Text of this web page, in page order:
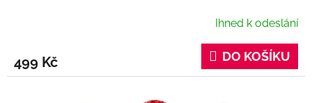
Ihned k odeslání
499 Kč DO KOŠÍKU